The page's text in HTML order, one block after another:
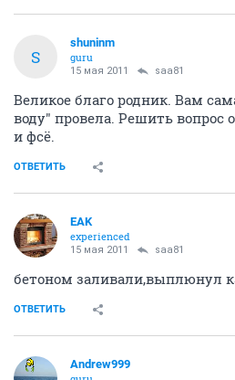
S
shuninm
guru
15 мая 2011 saa81
Великое благо родник. Вам
воду" провела. Решить вопрос
и фсё.
ОТВЕТИТЬ
EAK
experienced
15 мая 2011 saa81
бетоном заливали,выплюнул
ОТВЕТИТЬ
Andrew999